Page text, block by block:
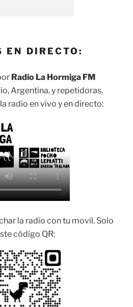
EN DIRECTO:
Radio La Hormiga FM
Argentina, y repetidoras.
radio en vivo y en directo:
la radio con tu movil. Solo
código QR: